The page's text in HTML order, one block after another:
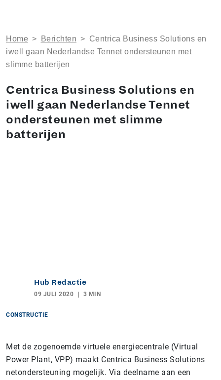
Home > Berichten > Centrica Business Solutions en
iwell gaan Nederlandse Tennet ondersteunen met
slimme batterijen
Centrica Business Solutions en
iwell gaan Nederlandse Tennet
ondersteunen met slimme
batterijen
Hub Redactie
09 JULI 2020 3 MIN
CONSTRUCTIE
Met de zogenoemde virtuele energiecentrale (Virtual
Power Plant, VPP) maakt Centrica Business Solutions
netondersteuning mogelijk. Via deelname aan een